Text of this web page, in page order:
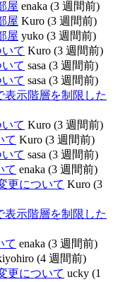
屋 enaka (3 週間前)
屋 Kuro (3 週間前)
屋 yuko (3 週間前)
て Kuro (3 週間前)
て sasa (3 週間前)
て sasa (3 週間前)
表示階層を制限した
て Kuro (3 週間前)
て Kuro (3 週間前)
て sasa (3 週間前)
て enaka (3 週間前)
更について Kuro (3
表示階層を制限した
て enaka (3 週間前)
(4 週間前)
更について ucky (1